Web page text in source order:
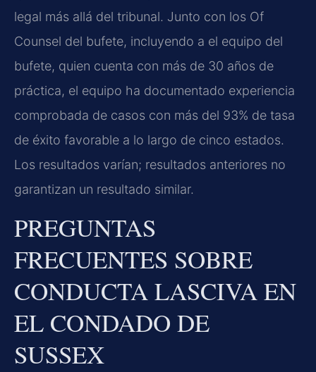
legal más allá del tribunal. Junto con los Of
Counsel del bufete, incluyendo a el equipo del
bufete, quien cuenta con más de 30 años de
práctica, el equipo ha documentado experiencia
comprobada de casos con más del 93% de tasa
de éxito favorable a lo largo de cinco estados.
Los resultados varían; resultados anteriores no
garantizan un resultado similar.
PREGUNTAS
FRECUENTES SOBRE
CONDUCTA LASCIVA EN
EL CONDADO DE
SUSSEX